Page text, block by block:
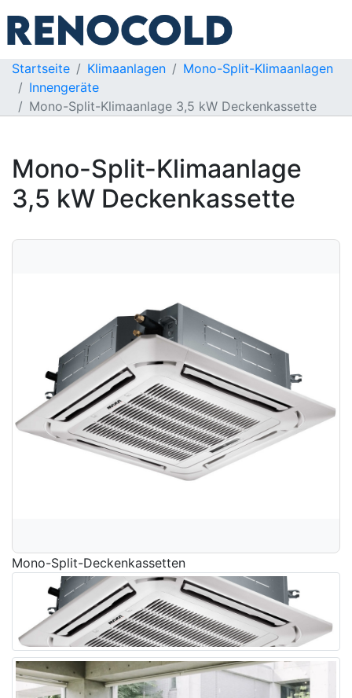
Startseite Klimaanlagen
Mono-Split-Klimaanlagen
Innengeräte
Mono-Split-Klimaanlage 3,5 kW Deckenkassette
Mono-Split-Klimaanlage
3,5 kW Deckenkassette
Mono-Split-Deckenkassetten